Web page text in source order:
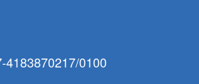
4183870217/0100